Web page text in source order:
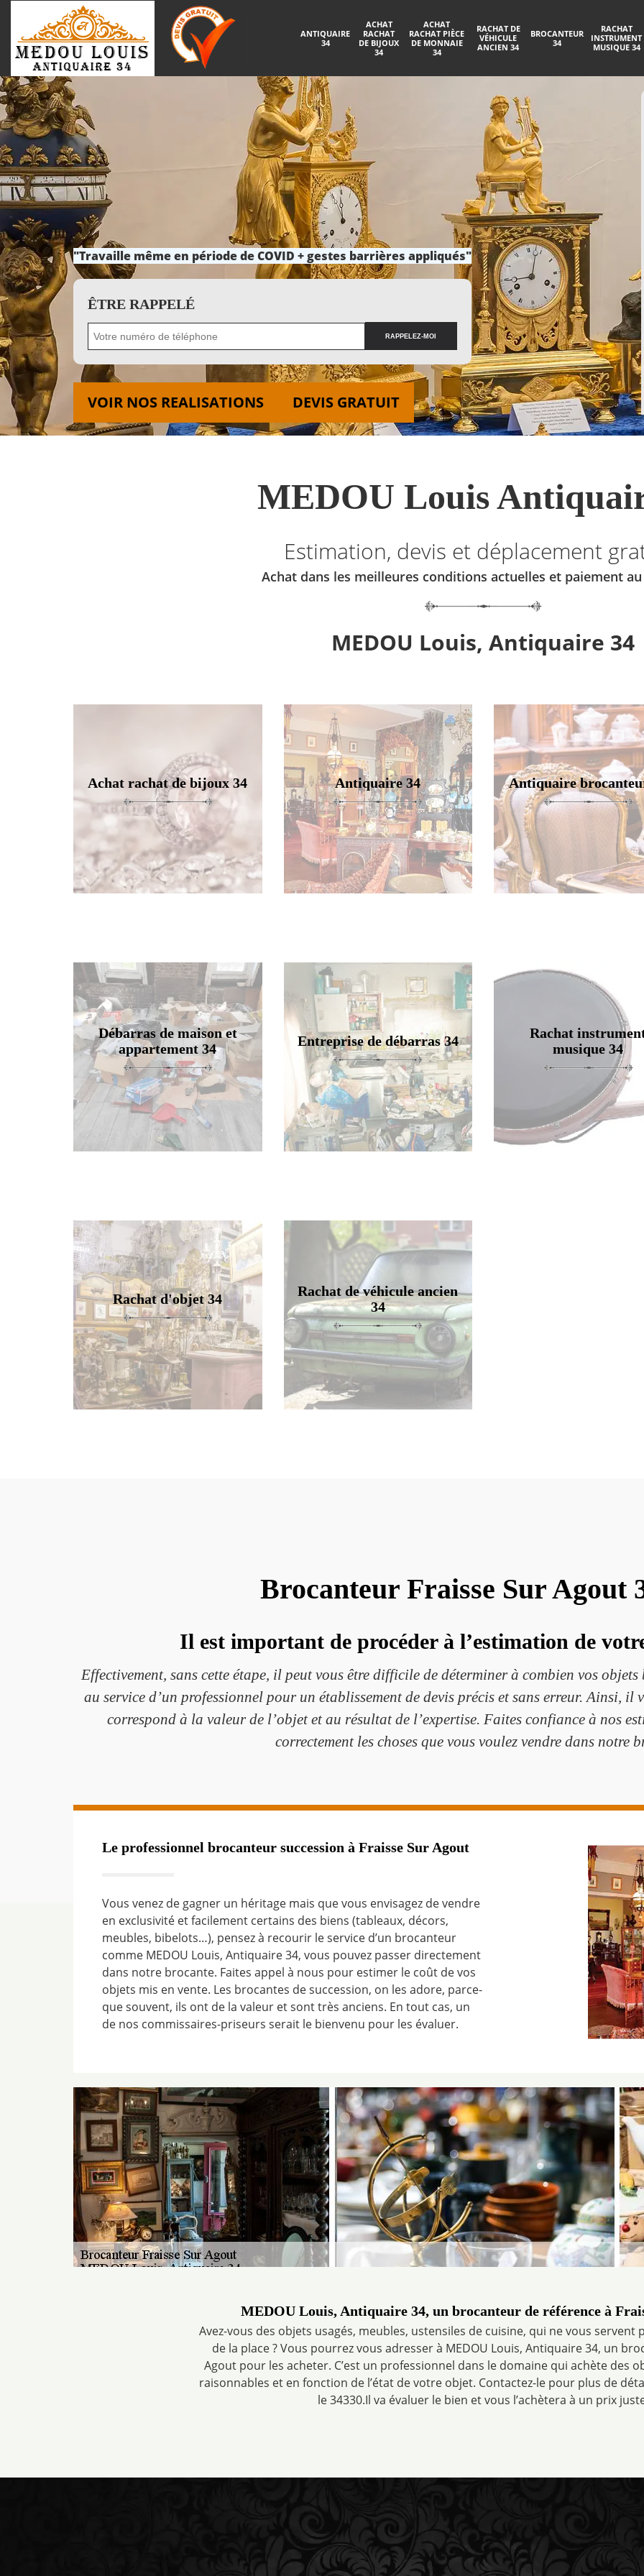
ANTIQUAIRE
34
ACHAT
RACHAT
DE BIJOUX
34
ACHAT
RACHAT PIÈCE
DE MONNAIE
34
RACHAT DE
VÉHICULE
ANCIEN 34
BROCANTEUR
34
RACHAT
INSTRUMENT
MUSIQUE 34
"Travaille même en période de COVID + gestes barrières appliqués"
ÊTRE RAPPELÉ
VOIR NOS REALISATIONS DEVIS GRATUIT
MEDOU Louis
Estimation, devis et déplacement
Achat dans les meilleures conditions actuelles et paiement
MEDOU Louis, Antiquaire 34
Achat rachat de bijoux 34 Antiquaire 34 Antiquaire
Débarras de maison et
appartement 34
Entreprise de débarras 34
Rachat
musique 34
Rachat d'objet 34
Rachat de véhicule ancien
34
Brocanteur Fraisse Sur Agout
Il est important de procéder à l’estimation de
Effectivement, sans cette étape, il peut vous être difficile de déterminer à combien vos objets
au service d’un professionnel pour un établissement de devis précis et sans erreur. Ainsi,
correspond à la valeur de l’objet et au résultat de l’expertise. Faites confiance à nos
correctement les choses que vous voulez vendre dans notre
Le professionnel brocanteur succession à Fraisse Sur Agout
Vous venez de gagner un héritage mais que vous envisagez de vendre
en exclusivité et facilement certains des biens (tableaux, décors,
meubles, bibelots…), pensez à recourir le service d’un brocanteur
comme MEDOU Louis, Antiquaire 34, vous pouvez passer directement
dans notre brocante. Faites appel à nous pour estimer le coût de vos
objets mis en vente. Les brocantes de succession, on les adore, parce-
que souvent, ils ont de la valeur et sont très anciens. En tout cas, un
de nos commissaires-priseurs serait le bienvenu pour les évaluer.
MEDOU Louis, Antiquaire 34, un brocanteur de référence à
Avez-vous des objets usagés, meubles, ustensiles de cuisine, qui ne vous servent
de la place ? Vous pourrez vous adresser à MEDOU Louis, Antiquaire 34, un
Agout pour les acheter. C’est un professionnel dans le domaine qui achète des
raisonnables et en fonction de l’état de votre objet. Contactez-le pour plus de
le 34330.Il va évaluer le bien et vous l’achètera à un prix